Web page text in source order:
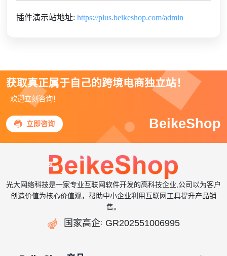
插件演示站地址:https://plus.beikeshop.com/admin
获取真正属于自己的跨境电商独立站！
欢迎立刻咨询！
 立即咨询 BeikeShop
光大网络科技是一家专业互联网软件开发的高科技企业,公司以为客户
创造价值为核心价值观，帮助中小企业利用互联网工具提升产品销
售。
 国家高企： GR202551006995